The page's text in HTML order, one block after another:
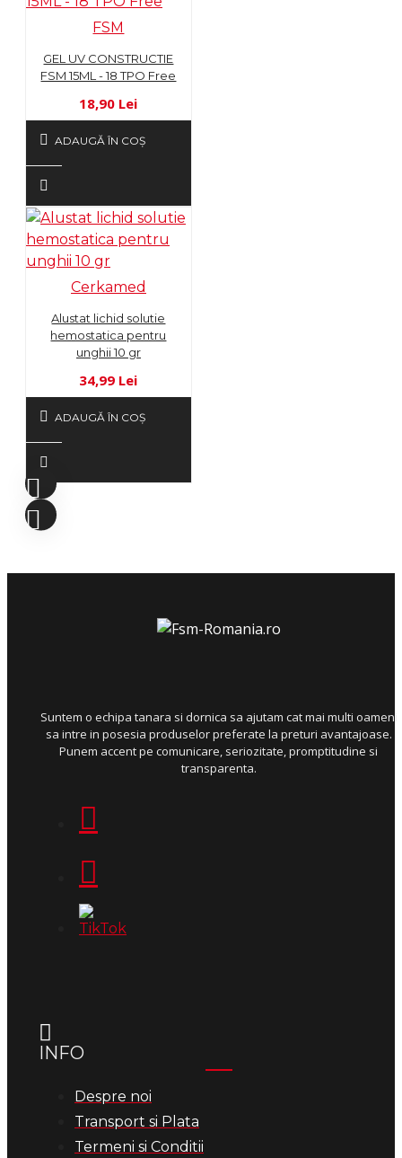
FSM
GEL UV CONSTRUCTIE
FSM 15ML - 18 TPO Free
18,90 Lei
ADAUGĂ ÎN COŞ
Cerkamed
Alustat lichid solutie
hemostatica pentru
unghii 10 gr
34,99 Lei
ADAUGĂ ÎN COŞ
Suntem o echipa tanara si dornica sa ajutam cat mai multi oameni
sa intre in posesia produselor preferate la preturi avantajoase.
Punem accent pe comunicare, seriozitate, promptitudine si
transparenta.
INFO
Despre noi
Transport si Plata
Termeni si Conditii